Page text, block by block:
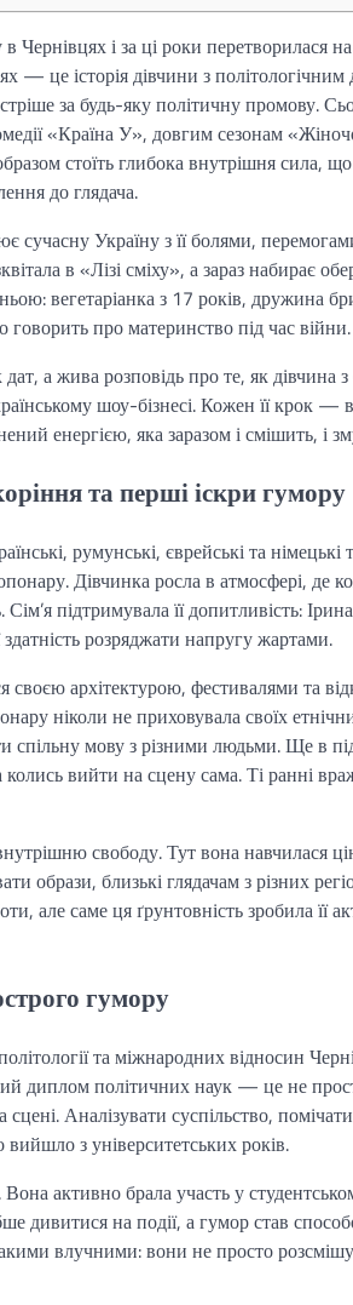
і за ці роки перетворилася
— це історія дівчини з
за будь-яку політичну промову.
«Країна У», довгим сезонам
стоїть глибока внутрішня сила,
до глядача.
Україну з її болями,
в «Лізі сміху», а зараз набирає
вегетаріанка з 17 років, дружина
говорить про материнство під час війни.
а жива розповідь про те, як дівчина з
шоу-бізнесі. Кожен її крок —
енергією, яка заразом і смішить, і
та перші іскри гумору
румунські, єврейські та німецькі
Дівчинка росла в атмосфері, де
Сім’я підтримувала її допитливість:
розряджати напругу жартами.
архітектурою, фестивалями та
ніколи не приховувала своїх
спільну мову з різними людьми. Ще в
вийти на сцену сама. Ті ранні
свободу. Тут вона навчилася
образи, близькі глядачам з різних
але саме ця ґрунтовність зробила її
гумору
та міжнародних відносин
диплом політичних наук — це не
Аналізувати суспільство,
з університетських років.
активно брала участь у
дивитися на події, а гумор став
влучними: вони не просто